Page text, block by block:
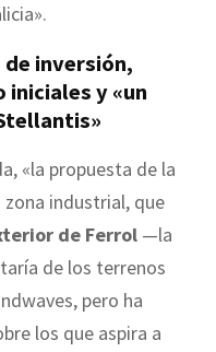
inversión,
iniciales y «un
«la propuesta de la
industrial, que
de Ferrol —la
de los terrenos
pero ha
los que aspira a